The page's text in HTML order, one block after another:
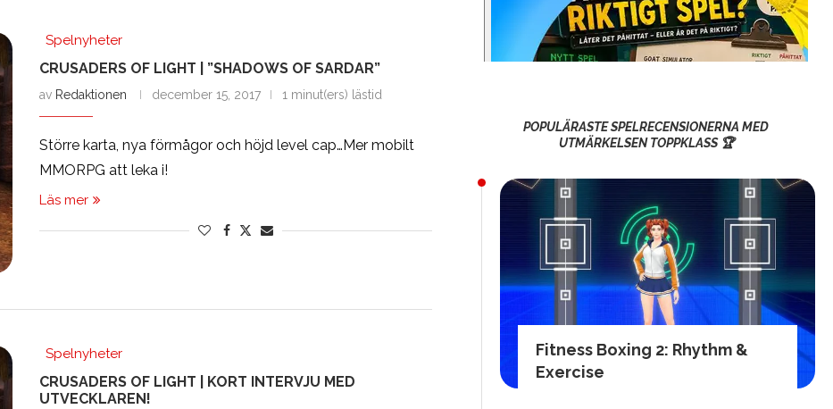
Spelnyheter
CRUSADERS OF LIGHT | ”SHADOWS OF SARDAR”
av Redaktionen december 15, 2017 1 minut(ers) lästid
Större karta, nya förmågor och höjd level cap…Mer mobilt
MMORPG att leka i!
Läs mer
Spelnyheter
CRUSADERS OF LIGHT | KORT INTERVJU MED
UTVECKLAREN!
POPULÄRASTE SPELRECENSIONERNA MED
UTMÄRKELSEN TOPPKLASS 🏆
Fitness Boxing 2: Rhythm &
Exercise